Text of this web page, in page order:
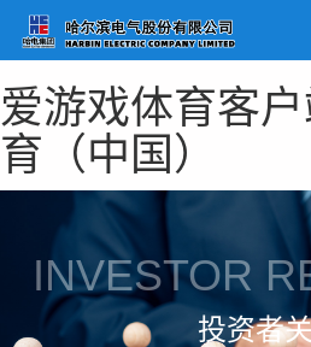
爱游戏体育客
育（中国）
INVESTOR
投资者